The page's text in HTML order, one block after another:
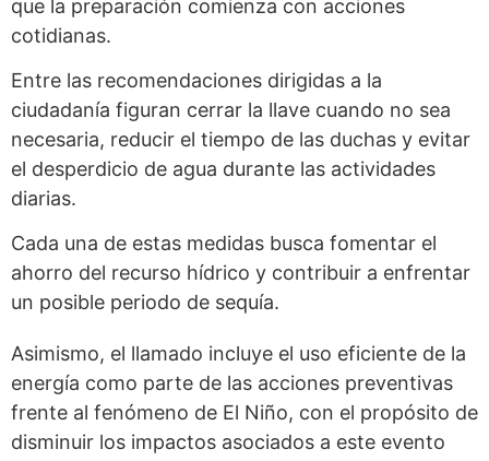
que la preparación comienza con acciones
cotidianas.
Entre las recomendaciones dirigidas a la
ciudadanía figuran cerrar la llave cuando no sea
necesaria, reducir el tiempo de las duchas y evitar
el desperdicio de agua durante las actividades
diarias.
Cada una de estas medidas busca fomentar el
ahorro del recurso hídrico y contribuir a enfrentar
un posible periodo de sequía.
Asimismo, el llamado incluye el uso eficiente de la
energía como parte de las acciones preventivas
frente al fenómeno de El Niño, con el propósito de
disminuir los impactos asociados a este evento